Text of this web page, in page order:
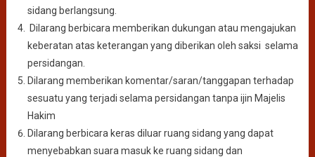
sidang berlangsung.
Dilarang berbicara memberikan dukungan atau mengajukan
keberatan atas keterangan yang diberikan oleh saksi selama
persidangan.
Dilarang memberikan komentar/saran/tanggapan terhadap
sesuatu yang terjadi selama persidangan tanpa ijin Majelis
Hakim
Dilarang berbicara keras diluar ruang sidang yang dapat
menyebabkan suara masuk ke ruang sidang dan